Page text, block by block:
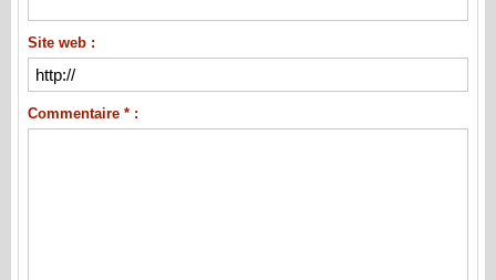
Site web :
Commentaire * :